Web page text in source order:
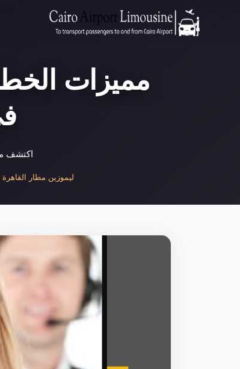
مميزات
اكتشف
ليموزين مطار القاهرة